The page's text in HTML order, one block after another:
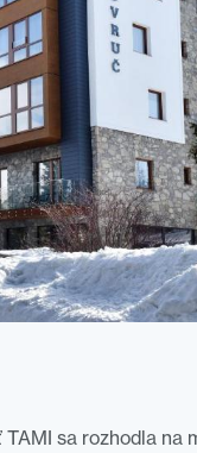
sa rozhodla na